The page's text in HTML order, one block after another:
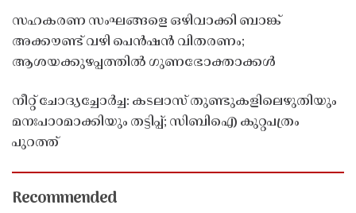
സഹകരണ സംഘങ്ങളെ ഒഴിവാക്കി ബാങ്ക്
അക്കൗണ്ട് വഴി പെൻഷൻ വിതരണം;
ആശയക്കുഴപ്പത്തിൽ ഗുണഭോക്താക്കൾ
നീറ്റ് ചോദ്യച്ചോർച്ച: കടലാസ് തുണ്ടുകളിലെഴുതിയും
മനഃപാഠമാക്കിയും തട്ടിപ്പ്; സിബിഐ കുറ്റപത്രം
പുറത്ത്
Recommended